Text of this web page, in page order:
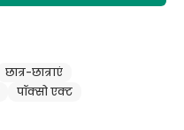
छात्र-छात्राएं
पॉक्सो एक्ट